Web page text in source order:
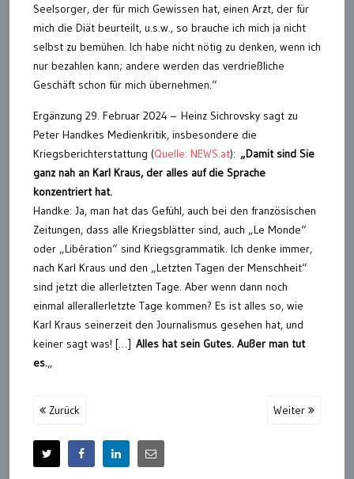
Seelsorger, der für mich Gewissen hat, einen Arzt, der für
mich die Diät beurteilt, u.s.w., so brauche ich mich ja nicht
selbst zu bemühen. Ich habe nicht nötig zu denken, wenn ich
nur bezahlen kann; andere werden das verdrießliche
Geschäft schon für mich übernehmen.“
Ergänzung 29. Februar 2024 – Heinz Sichrovsky sagt zu
Peter Handkes Medienkritik, insbesondere die
Kriegsberichterstattung (Quelle: NEWS.at): „Damit sind Sie
ganz nah an Karl Kraus, der alles auf die Sprache
konzentriert hat.
Handke: Ja, man hat das Gefühl, auch bei den französischen
Zeitungen, dass alle Kriegsblätter sind, auch „Le Monde“
oder „Libération“ sind Kriegsgrammatik. Ich denke immer,
nach Karl Kraus und den „Letzten Tagen der Menschheit“
sind jetzt die allerletzten Tage. Aber wenn dann noch
einmal allerallerletzte Tage kommen? Es ist alles so, wie
Karl Kraus seinerzeit den Journalismus gesehen hat, und
keiner sagt was! […] Alles hat sein Gutes. Außer man tut
es.„
Zurück Weiter